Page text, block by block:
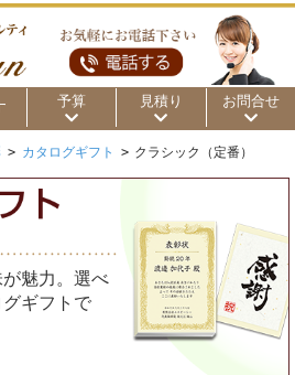
予算
～100円 ～200円
円 ～500円 ～1,000円
円 ～5,000円 ～10,000円
～20,000円 ～30,000円
見積り お問合せ
> カタログギフト > クラシック（定番）
魅力。選べ
ギフトで